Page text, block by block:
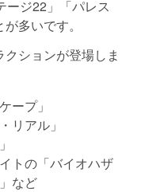
ージ22」「パレス
多いです。
ションが登場しま
ープ」
リアル」
トの「バイオハザ
など